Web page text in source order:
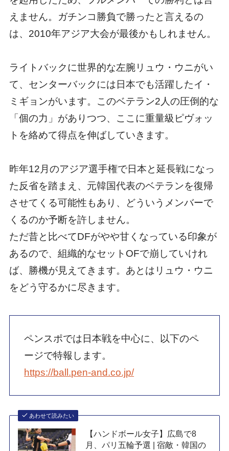
えません。ガチンコ勝負で勝ったと言えるの
は、2010年アジア大会が最後かもしれません。
ライトバックに世界的な左腕リュウ・ウニがい
て、センターバックには日本でも活躍したイ・
ミギョンがいます。このベテラン2人の圧倒的な
「個の力」がありつつ、ここに重量級ピヴォッ
トを絡めて得点を伸ばしていきます。
昨年12月のアジア選手権で日本と延長戦になっ
た反省を踏まえ、元韓国代表のベテランを復帰
させてくる可能性もあり、どういうメンバーで
くるのか予断を許しません。
ただ昔と比べてDFがやや甘くなっている印象が
あるので、組織的なセットOFで崩していけれ
ば、勝機が見えてきます。あとはリュウ・ウニ
をどう守るかに尽きます。
ペンスポでは日本戦を中心に、以下のペ
ージで特報します。
https://ball.pen-and.co.jp/
あわせて読みたい
【ハンドボール女子】広島で8
月、パリ五輪予選 | 宿敵・韓国の